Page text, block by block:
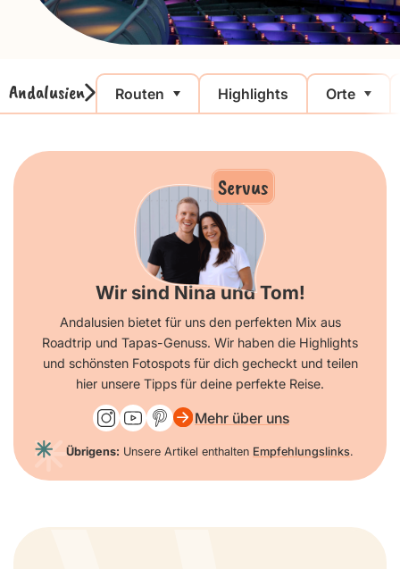
Andalusien Routen Highlights Orte
Servus
Wir sind Nina und Tom!
Andalusien bietet für uns den perfekten Mix aus
Roadtrip und Tapas-Genuss. Wir haben die Highlights
und schönsten Fotospots für dich gecheckt und teilen
hier unsere Tipps für deine perfekte Reise.
Mehr über uns
Übrigens: Unsere Artikel enthalten Empfehlungslinks.